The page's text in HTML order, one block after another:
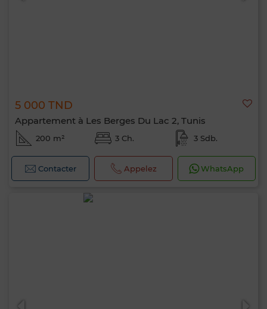
5 000 TND
Appartement à Les Berges Du Lac 2, Tunis
200 m² 3 Ch. 3 Sdb.
Contacter Appelez WhatsApp